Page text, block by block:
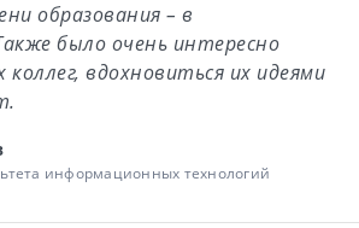
образования – в
было очень интересно
коллег, вдохновиться их идеями
информационных технологий